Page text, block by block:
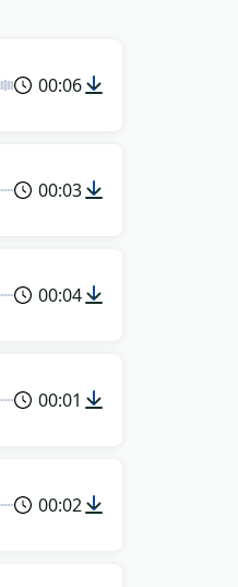
00:06
00:03
00:04
00:01
00:02